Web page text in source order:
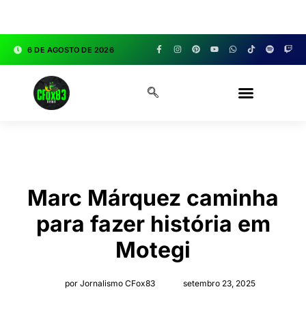
6 DE AGOSTO DE 2026
Marc Márquez caminha
para fazer história em
Motegi
por Jornalismo CFox83 setembro 23, 2025